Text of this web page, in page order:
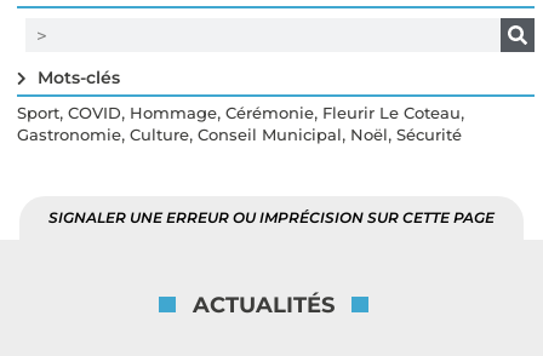
Mots-clés
Sport, COVID, Hommage, Cérémonie, Fleurir Le Coteau,
Gastronomie, Culture, Conseil Municipal, Noël, Sécurité
SIGNALER UNE ERREUR OU IMPRÉCISION SUR CETTE PAGE
ACTUALITÉS